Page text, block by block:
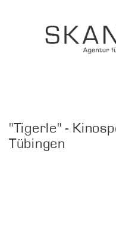
"Tigerle" -
Tübingen